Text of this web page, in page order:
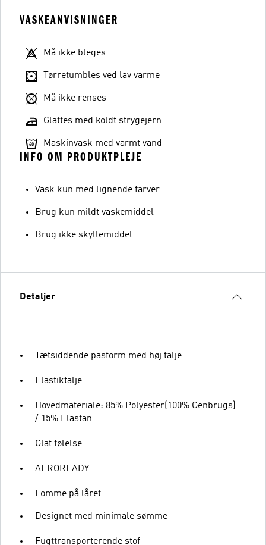
VASKEANVISNINGER
Må ikke bleges
Tørretumbles ved lav varme
Må ikke renses
Glattes med koldt strygejern
Maskinvask med varmt vand
INFO OM PRODUKTPLEJE
Vask kun med lignende farver
Brug kun mildt vaskemiddel
Brug ikke skyllemiddel
Detaljer
Tætsiddende pasform med høj talje
Elastiktalje
Hovedmateriale: 85% Polyester(100% Genbrugs)
/ 15% Elastan
Glat følelse
AEROREADY
Lomme på låret
Designet med minimale sømme
Fugttransporterende stof